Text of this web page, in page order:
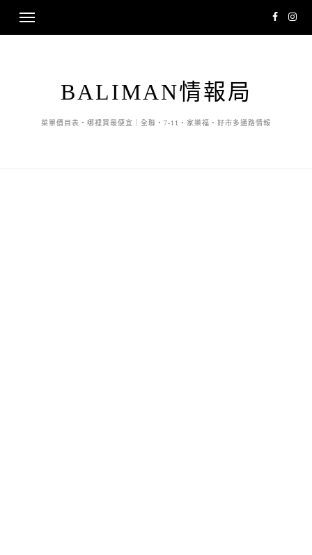
BALIMAN情報局
菜單價目表・哪裡買最便宜｜全聯・7-11・家樂福・好市多通路情報